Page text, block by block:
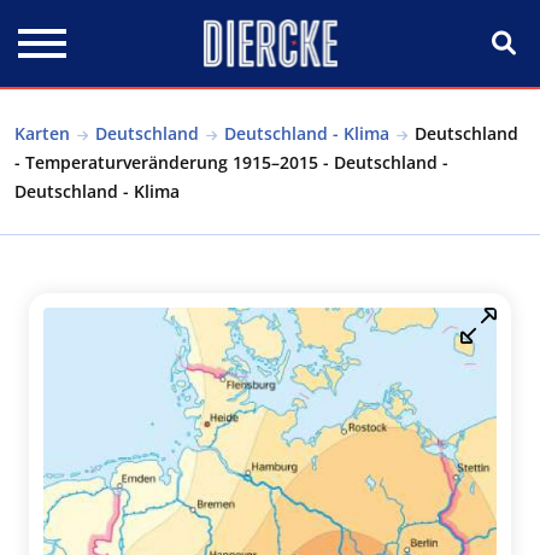
Karten Deutschland Deutschland - Klima
Deutschland
- Temperaturveränderung 1915–2015 - Deutschland -
Deutschland - Klima